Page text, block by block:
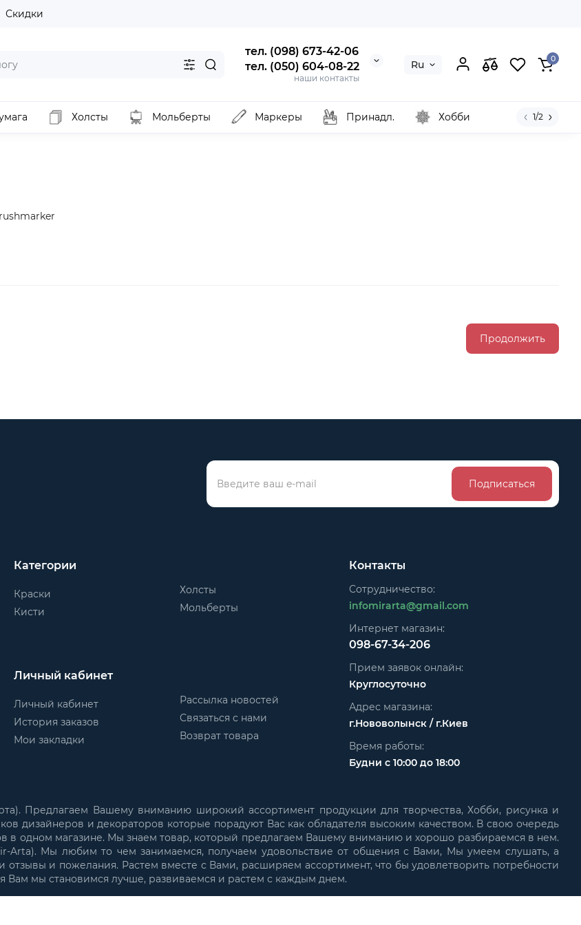
Скидки
тел. (098) 673-42-06
тел. (050) 604-08-22
наши контакты
Ru 0
Холсты Мольберты Маркеры Принадл. Хобби 1/2
Продолжить
Подписаться
Категории
Краски
Кисти
Холсты
Мольберты
Личный кабинет
Личный кабинет
История заказов
Мои закладки
Рассылка новостей
Связаться с нами
Возврат товара
Контакты
Сотрудничество:
infomirarta@gmail.com
Интернет магазин:
098-67-34-206
Прием заявок онлайн:
Круглосуточно
Адрес магазина:
г.Нововолынск / г.Киев
Время работы:
Будни с 10:00 до 18:00
Предлагаем Вашему вниманию широкий ассортимент продукции для творчества, Хобби, рисунка и
дизайнеров и декораторов которые порадуют Вас как обладателя высоким качеством. В свою очередь
в одном магазине. Мы знаем товар, который предлагаем Вашему вниманию и хорошо разбираемся в нем.
Arta). Мы любим то чем занимаемся, получаем удовольствие от общения с Вами, Мы умеем слушать, а
и пожелания. Растем вместе с Вами, расширяем ассортимент, что бы удовлетворить потребности
Вам мы становимся лучше, развиваемся и растем с каждым днем.